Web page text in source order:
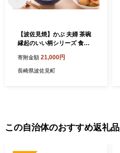
【波佐見焼】かぶ 夫婦 茶碗
縁起のいい柄シリーズ 食器
寄附金額 21,000円
長崎県波佐見町
この自治体のおすすめ返礼品